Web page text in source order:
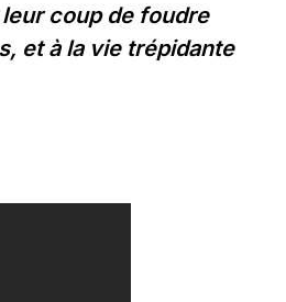
coup de foudre
et à la vie trépidante